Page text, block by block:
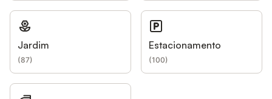
Jardim
(87)
Estacionamento
(100)